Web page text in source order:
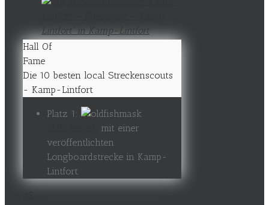
Hall Of
Fame
Die 10 besten local Streckenscouts
- Kamp-Lintfort
Platz 1:
mit einer
veröffentlichten
Longboardstrecke in Kamp-
Lintfort